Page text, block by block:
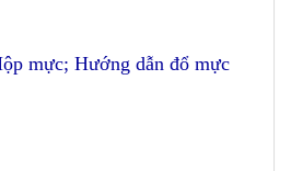
mực; Hướng dẫn đổ mực